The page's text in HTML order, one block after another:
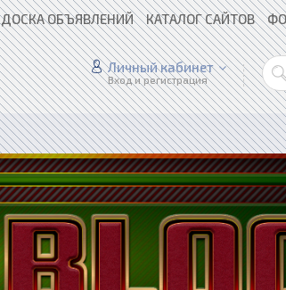
ДОСКА ОБЪЯВЛЕНИЙ КАТАЛОГ САЙТОВ
Личный кабинет
Вход и регистрация